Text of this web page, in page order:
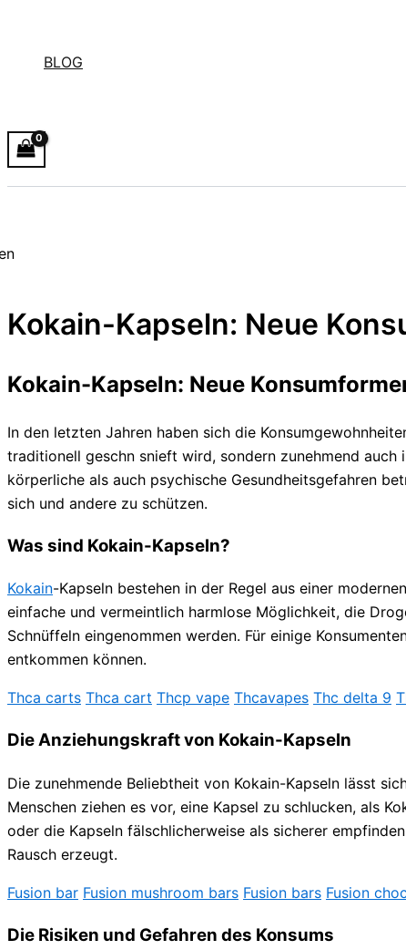
BLOG
Kokain-Kapseln: Neue
Kokain-Kapseln: Neue
In den letzten Jahren haben sich die
traditionell geschn snieft wird, sondern zunehmend
körperliche als auch psychische Gesundheitsgefahren
sich und andere zu schützen.
Was sind Kokain-Kapseln?
Kokain-Kapseln bestehen in der Regel aus einer
einfache und vermeintlich harmlose Möglichkeit, die
Schnüffeln eingenommen werden. Für einige
entkommen können.
Thca carts Thca cart Thcp vape Thcavapes Thc delta 9
Die Anziehungskraft von Kokain-Kapseln
Die zunehmende Beliebtheit von Kokain-Kapseln lässt
Menschen ziehen es vor, eine Kapsel zu schlucken, als
oder die Kapseln fälschlicherweise als sicherer
Rausch erzeugt.
Fusion bar Fusion mushroom bars Fusion bars Fusion
Die Risiken und Gefahren des Konsums